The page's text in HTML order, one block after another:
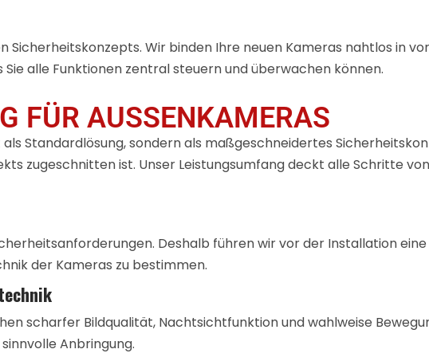
Sicherheitskonzepts. Wir binden Ihre neuen Kameras nahtlos in
alle Funktionen zentral steuern und überwachen können.
FÜR AUSSENKAMERAS
Standardlösung, sondern als maßgeschneidertes
zugeschnitten ist. Unser Leistungsumfang deckt alle Schritte
Deshalb führen wir vor der Installation
der Kameras zu bestimmen.
scharfer Bildqualität, Nachtsichtfunktion und wahlweise
Anbringung.